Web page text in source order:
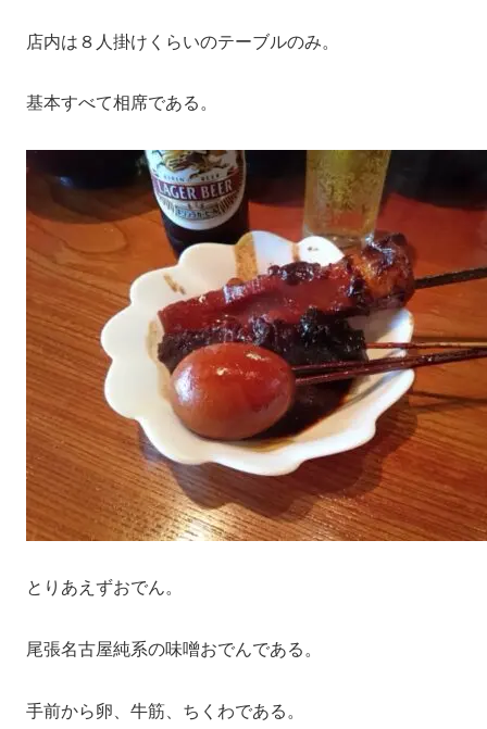
店内は８人掛けくらいのテーブルのみ。
基本すべて相席である。
とりあえずおでん。
尾張名古屋純系の味噌おでんである。
手前から卵、牛筋、ちくわである。